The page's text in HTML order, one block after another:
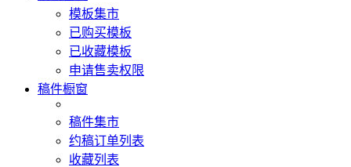
模板集市
已购买模板
已收藏模板
申请售卖权限
稿件橱窗
稿件集市
约稿订单列表
收藏列表